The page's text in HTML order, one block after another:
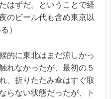
はずだ。ということで経
のビール代も含め東京以
）
的に東北はまだ涼しかっ
れなかったが、最初の５
、折りたたみ傘はすぐ取
らない状態だったが、ト